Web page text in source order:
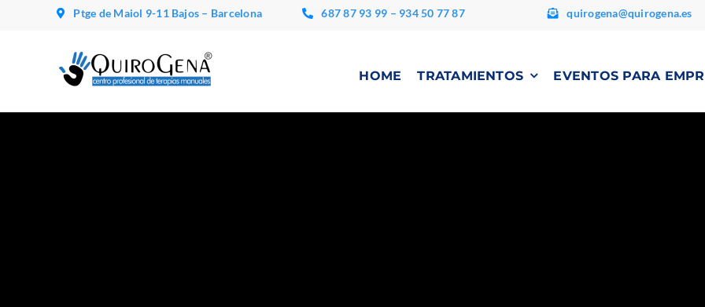
Ptge de Maiol 9-11 Bajos – Barcelona 687 87 93 99 – 934 50 77 87 quirogena@quirogena.es
HOME TRATAMIENTOS EVENTOS PARA